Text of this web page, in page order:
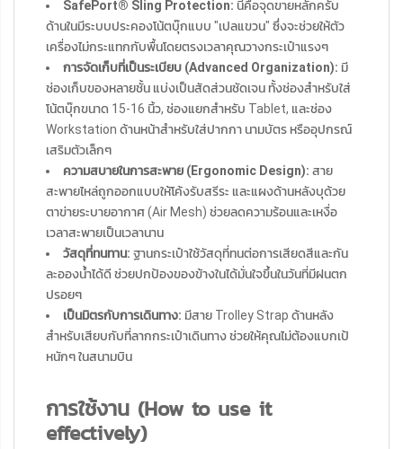
SafePort® Sling Protection: นี่คือจุดขายหลักครับ
ด้านในมีระบบประคองโน้ตบุ๊กแบบ "เปลแขวน" ซึ่งจะช่วยให้ตัว
เครื่องไม่กระแทกกับพื้นโดยตรงเวลาคุณวางกระเป๋าแรงๆ
การจัดเก็บที่เป็นระเบียบ (Advanced Organization): มี
ช่องเก็บของหลายชั้น แบ่งเป็นสัดส่วนชัดเจน ทั้งช่องสำหรับใส่
โน้ตบุ๊กขนาด 15-16 นิ้ว, ช่องแยกสำหรับ Tablet, และช่อง
Workstation ด้านหน้าสำหรับใส่ปากกา นามบัตร หรืออุปกรณ์
เสริมตัวเล็กๆ
ความสบายในการสะพาย (Ergonomic Design): สาย
สะพายไหล่ถูกออกแบบให้โค้งรับสรีระ และแผงด้านหลังบุด้วย
ตาข่ายระบายอากาศ (Air Mesh) ช่วยลดความร้อนและเหงื่อ
เวลาสะพายเป็นเวลานาน
วัสดุที่ทนทาน: ฐานกระเป๋าใช้วัสดุที่ทนต่อการเสียดสีและกัน
ละอองน้ำได้ดี ช่วยปกป้องของข้างในได้มั่นใจขึ้นในวันที่มีฝนตก
ปรอยๆ
เป็นมิตรกับการเดินทาง: มีสาย Trolley Strap ด้านหลัง
สำหรับเสียบกับที่ลากกระเป๋าเดินทาง ช่วยให้คุณไม่ต้องแบกเป้
หนักๆ ในสนามบิน
การใช้งาน (How to use it
effectively)